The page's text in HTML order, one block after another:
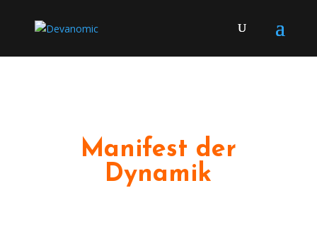
Manifest der
Dynamik